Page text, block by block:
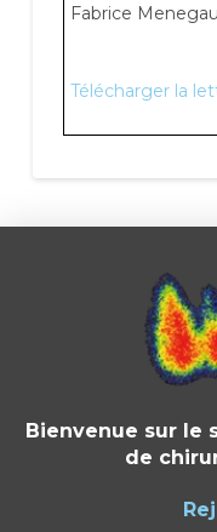
Fabrice
Télécharger la
Bienvenue sur le
de